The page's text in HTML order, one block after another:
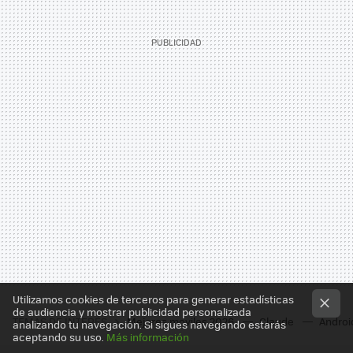
TEMAS DE INTERÉS Mejores moviles 2026 Claude
Utilizamos cookies de terceros para generar estadísticas
de audiencia y mostrar publicidad personalizada
analizando tu navegación. Si sigues navegando estarás
aceptando su uso. Más información